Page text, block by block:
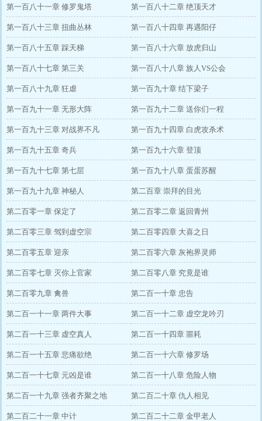
第一百八十一章 修罗鬼塔 第一百八十二章 绝顶天才
第一百八十三章 扭曲丛林 第一百八十四章 再遇阳仔
第一百八十五章 踩天梯 第一百八十六章 放虎归山
第一百八十七章 第三关 第一百八十八章 族人VS公会
第一百八十九章 狂虐 第一百九十章 结下梁子
第一百九十一章 无形大阵 第一百九十二章 送你们一程
第一百九十三章 对战界不凡 第一百九十四章 白虎攻杀术
第一百九十五章 奇兵 第一百九十六章 登顶
第一百九十七章 第七层 第一百九十八章 蛋蛋苏醒
第一百九十九章 神秘人 第二百章 崇拜的目光
第二百零一章 保定了 第二百零二章 返回青州
第二百零三章 驾到虚空宗 第二百零四章 大喜之日
第二百零五章 迎亲 第二百零六章 灰袍界灵师
第二百零七章 灭你上官家 第二百零八章 究竟是谁
第二百零九章 禽兽 第二百一十章 忠告
第二百一十一章 两件大事 第二百一十二章 虚空龙吟刃
第二百一十三章 虚空真人 第二百一十四章 噩耗
第二百一十五章 悲痛欲绝 第二百一十六章 修罗场
第二百一十七章 元凶是谁 第二百一十八章 危险人物
第二百一十九章 强者齐聚之地 第二百二十章 仇人相见
第二百二十一章 中计 第二百二十二章 金甲老人